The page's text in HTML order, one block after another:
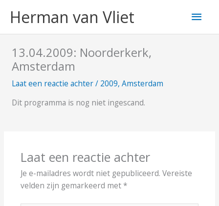
naarHerman van Vliet
13.04.2009: Noorderkerk,
Amsterdam
Laat een reactie achter/ 2009, Amsterdam
Dit programma is nog niet ingescand.
Laat een reactie achter
Je e-mailadres wordt niet gepubliceerd. Vereiste
velden zijn gemarkeerd met*